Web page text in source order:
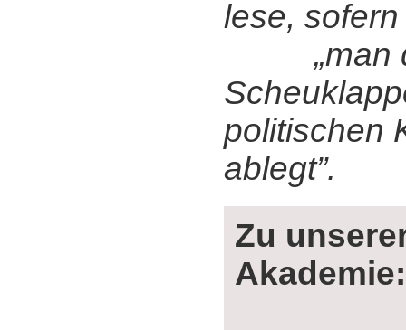
lese, sofern
„man
politischen
ablegt”.
Zu
Akademie: